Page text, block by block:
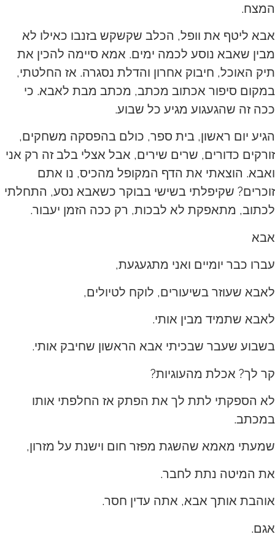
המצח.
אבא ליטף את וופל, הכלב שקשקש בזנבו כאילו לא
מבין שאבא נוסע לכמה ימים. אמא סיימה להכין את
תיק האוכל, חיבוק אחרון והדלת נסגרה. אז החלטתי,
במקום סיפור אכתוב מכתב, מכתב מבת לאבא. כי
ככה זה שהגעגוע מגיע כל שבוע.
הגיע יום ראשון, בית ספר, כולם בהפסקה משחקים,
זורקים כדורים, שרים שירים, אבל אצלי בלב זה רק אני
ואבא. הוצאתי את הדף המקופל מהכיס, נו אתם
זוכרים? שקיפלתי בשישי בבוקר כשאבא נסע, התחלתי
לכתוב, מתאפקת לא לבכות, רק ככה הזמן יעבור.
אבא
עברו כבר יומיים ואני מתגעגעת,
לאבא שעוזר בשיעורים, לוקח לטיולים,
לאבא שתמיד מבין אותי.
בשבוע שעבר שבכיתי אבא הראשון שחיבק אותי.
קר לך? אכלת מהעוגיות?
לא הספקתי לתת לך את הפתק אז החלפתי אותו
במכתב.
שמעתי מאמא שהשגת מפזר חום וישנת על מזרון,
את המיטה נתת לחבר.
אוהבת אותך אבא, אתה עדין חסר.
אגם.